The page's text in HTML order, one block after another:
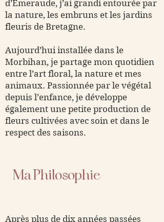
d’Émeraude, j’ai grandi entourée par
la nature, les embruns et les jardins
fleuris de Bretagne.
Aujourd’hui installée dans le
Morbihan, je partage mon quotidien
entre l’art floral, la nature et mes
animaux. Passionnée par le végétal
depuis l’enfance, je développe
également une petite production de
fleurs cultivées avec soin et dans le
respect des saisons.
Ma Philosophie
Après plus de dix années passées